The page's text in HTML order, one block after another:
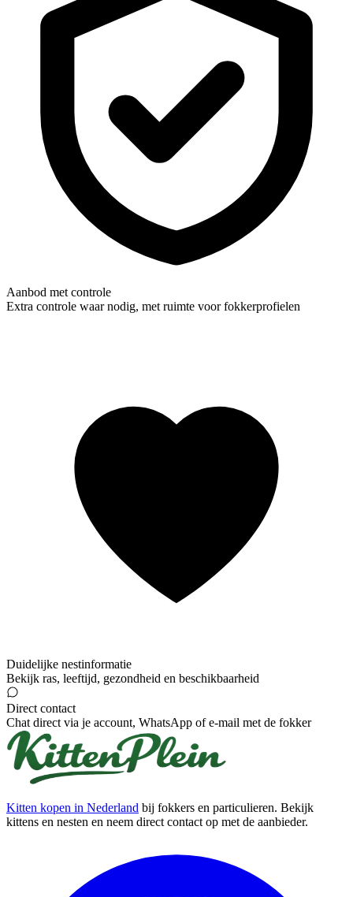
Aanbod met controle
Extra controle waar nodig, met ruimte voor fokkerprofielen
Duidelijke nestinformatie
Bekijk ras, leeftijd, gezondheid en beschikbaarheid
Direct contact
Chat direct via je account, WhatsApp of e-mail met de fokker
Kitten kopen in Nederland bij fokkers en particulieren. Bekijk
kittens en nesten en neem direct contact op met de aanbieder.